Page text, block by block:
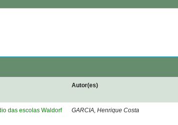
Autor(es)
das escolas Waldorf
GARCIA, Henrique Costa